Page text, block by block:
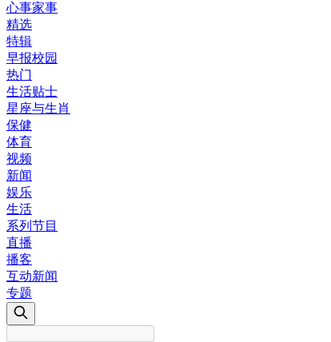
心事家事
精选
特辑
早报校园
热门
生活贴士
星座与生肖
保健
体育
视频
新闻
娱乐
生活
系列节目
直播
播客
互动新闻
专题